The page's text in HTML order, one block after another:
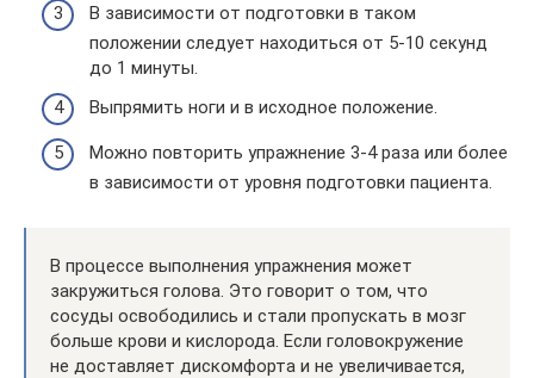
В зависимости от подготовки в таком
положении следует находиться от 5-10 секунд
до 1 минуты.
Выпрямить ноги и в исходное положение.
Можно повторить упражнение 3-4 раза или более
в зависимости от уровня подготовки пациента.
В процессе выполнения упражнения может
закружиться голова. Это говорит о том, что
сосуды освободились и стали пропускать в мозг
больше крови и кислорода. Если головокружение
не доставляет дискомфорта и не увеличивается,